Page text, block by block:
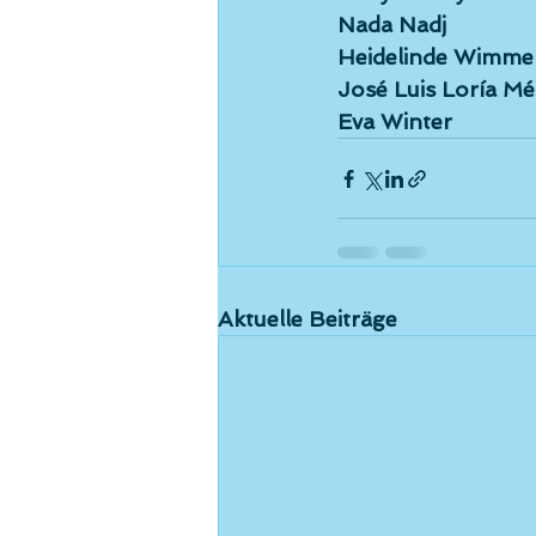
Nada Nadj
Heidelinde
José Luis Loría
Eva Winter
Aktuelle Beiträge